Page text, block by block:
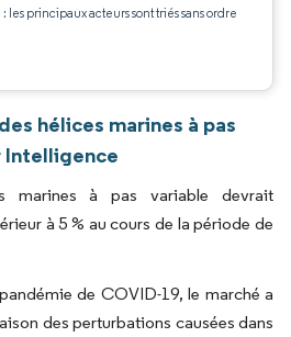
les principaux acteurs sont triés sans ordre
hélices marines à pas
Intelligence
marines à pas variable devrait
à 5 % au cours de la période de
de COVID-19, le marché a
des perturbations causées dans